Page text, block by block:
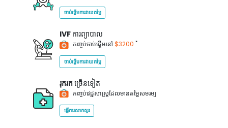
ចាប់ផ្តើមការវាយតម្លៃ
IVF ការព្យាបាល
កញ្ចប់ចាប់ផ្តើមនៅ $3200 *
ចាប់ផ្តើមការវាយតម្លៃ
រុករក ច្រើនទៀត
កញ្ចប់វេជ្ជសាស្ត្រដែលមានតម្លៃសមរម្យ
ផ្ញើការសាកសួរ